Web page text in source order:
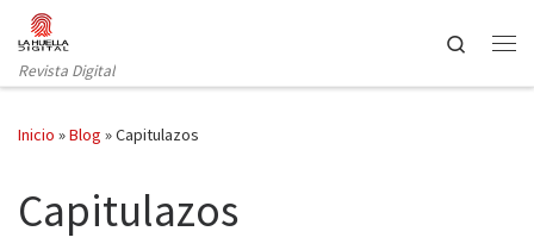
Saltar al contenido
Revista Digital
Search
Inicio »Blog »Capitulazos
Capitulazos